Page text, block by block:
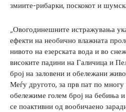
змиите-рибарки, поскокот и
„Овогодинешните истражувања
ефекти на необично влажната
нивото на езерската вода и во
високите падини на Галичица и
број на заловени и обележани
Меѓу другото, за прв пат по
обележиме голем број на бебиња
се поактивни од вообичаено